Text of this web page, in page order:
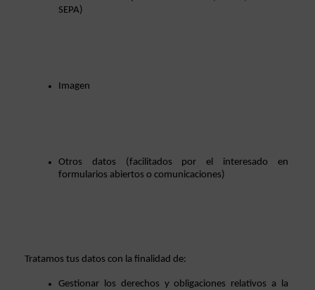
SEPA)
Imagen
Otros datos (facilitados por el interesado en
formularios abiertos o comunicaciones)
Tratamos tus datos con la finalidad de:
Gestionar los derechos y obligaciones relativos a la